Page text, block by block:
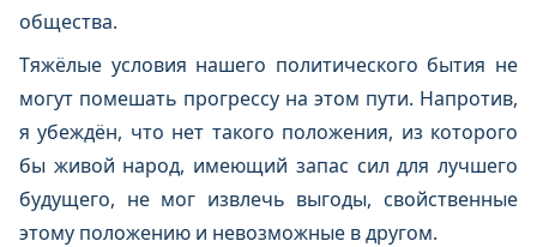
общества.
Тяжёлые условия нашего политического бытия не
могут помешать прогрессу на этом пути. Напротив,
я убеждён, что нет такого положения, из которого
бы живой народ, имеющий запас сил для лучшего
будущего, не мог извлечь выгоды, свойственные
этому положению и невозможные в другом.